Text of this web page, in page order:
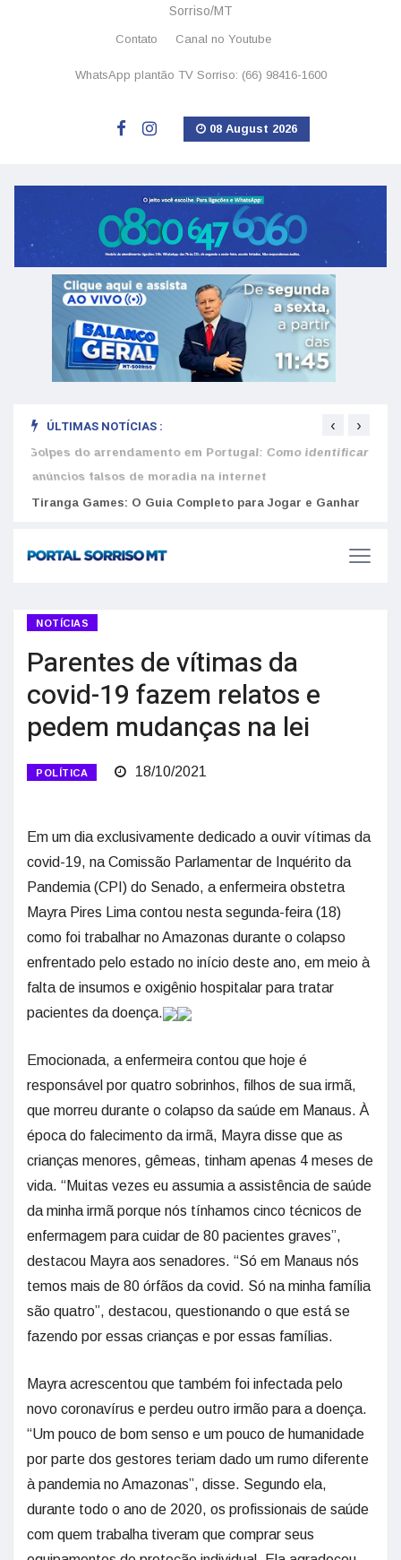
Sorriso/MT
Contato Canal no Youtube
WhatsApp plantão TV Sorriso: (66) 98416-1600
08 August 2026
ÚLTIMAS NOTÍCIAS :
Golpes do arrendamento em Portugal: Como identificar
anúncios falsos de moradia na internet
‹ ›
NOTÍCIAS
Parentes de vítimas da
covid-19 fazem relatos e
pedem mudanças na lei
POLÍTICA 18/10/2021
Em um dia exclusivamente dedicado a ouvir vítimas da
covid-19, na Comissão Parlamentar de Inquérito da
Pandemia (CPI) do Senado, a enfermeira obstetra
Mayra Pires Lima contou nesta segunda-feira (18)
como foi trabalhar no Amazonas durante o colapso
enfrentado pelo estado no início deste ano, em meio à
falta de insumos e oxigênio hospitalar para tratar
pacientes da doença.
Emocionada, a enfermeira contou que hoje é
responsável por quatro sobrinhos, filhos de sua irmã,
que morreu durante o colapso da saúde em Manaus. À
época do falecimento da irmã, Mayra disse que as
crianças menores, gêmeas, tinham apenas 4 meses de
vida. “Muitas vezes eu assumia a assistência de saúde
da minha irmã porque nós tínhamos cinco técnicos de
enfermagem para cuidar de 80 pacientes graves”,
destacou Mayra aos senadores. “Só em Manaus nós
temos mais de 80 órfãos da covid. Só na minha família
são quatro”, destacou, questionando o que está se
fazendo por essas crianças e por essas famílias.
Mayra acrescentou que também foi infectada pelo
novo coronavírus e perdeu outro irmão para a doença.
“Um pouco de bom senso e um pouco de humanidade
por parte dos gestores teriam dado um rumo diferente
à pandemia no Amazonas”, disse. Segundo ela,
durante todo o ano de 2020, os profissionais de saúde
com quem trabalha tiveram que comprar seus